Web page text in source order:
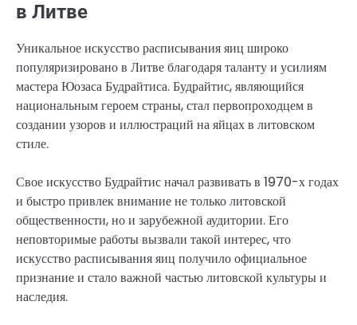
в Литве
Уникальное искусство расписывания яиц широко
популяризировано в Литве благодаря таланту и усилиям
мастера Юозаса Будрайтиса. Будрайтис, являющийся
национальным героем страны, стал первопроходцем в
создании узоров и иллюстраций на яйцах в литовском
стиле.
Свое искусство Будрайтис начал развивать в 1970-х годах
и быстро привлек внимание не только литовской
общественности, но и зарубежной аудитории. Его
неповторимые работы вызвали такой интерес, что
искусство расписывания яиц получило официальное
признание и стало важной частью литовской культуры и
наследия.